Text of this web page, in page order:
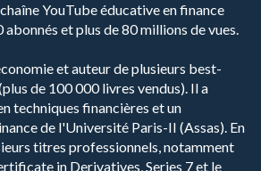
YouTube éducative en finance
et plus de 80 millions de vues.
et auteur de plusieurs best-
de 100 000 livres vendus). Il a
techniques financières et un
de l'Université Paris-II (Assas). En
titres professionnels, notamment
in Derivatives, Series 7 et le